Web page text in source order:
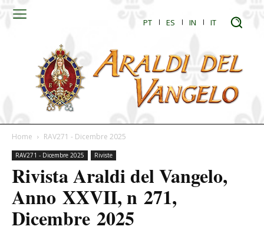
PT ES IN IT
Home RAV271 - Dicembre 2025
RAV271 - Dicembre 2025 Riviste
Rivista Araldi del Vangelo,
Anno XXVII, n 271,
Dicembre 2025